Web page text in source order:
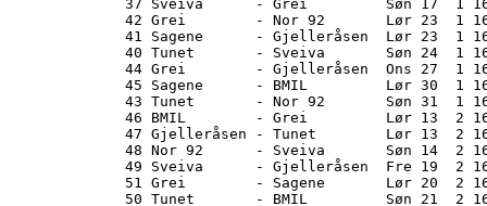
37 Sveiva      - Grei         Søn 17  1 16
42 Grei        - Nor 92       Lør 23  1 16
41 Sagene      - Gjelleråsen  Lør 23  1
40 Tunet       - Sveiva       Søn 24  1 16
44 Grei        - Gjelleråsen  Ons 27  1 16
45 Sagene      - BMIL         Lør 30  1 16
43 Tunet       - Nor 92       Søn 31  1 16
46 BMIL        - Grei         Lør 13  2 16
47 Gjelleråsen - Tunet        Lør 13  2
48 Nor 92      - Sveiva       Søn 14  2 16
49 Sveiva      - Gjelleråsen  Fre 19  2 16
51 Grei        - Sagene       Lør 20  2 16